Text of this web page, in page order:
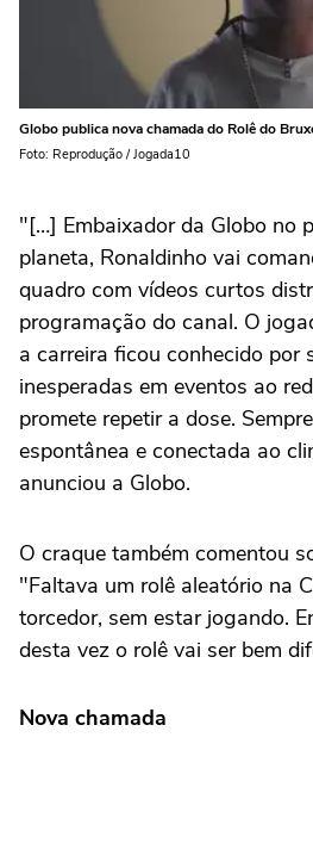
Globo publica nova chamada do Rolê do
Foto: Reprodução / Jogada10
"[…] Embaixador da Globo no
planeta, Ronaldinho vai
quadro com vídeos curtos
programação do canal. O
a carreira ficou conhecido por
inesperadas em eventos ao
promete repetir a dose.
espontânea e conectada ao
anunciou a Globo.
O craque também comentou
"Faltava um rolê aleatório na
torcedor, sem estar jogando.
desta vez o rolê vai ser bem
Nova chamada